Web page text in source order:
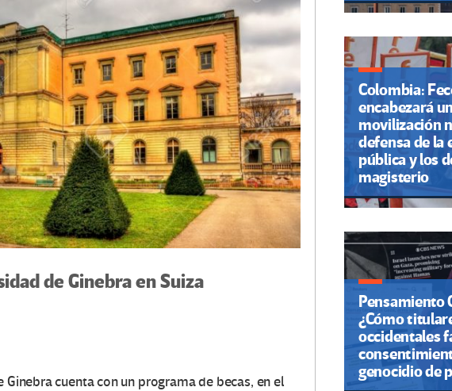
de Ginebra en Suiza
cuenta con un programa de becas, en el
Colombia:
encabezará
movilización
defensa de la
pública y los
magisterio
Pensamiento
¿Cómo
occidentales
genocidio de